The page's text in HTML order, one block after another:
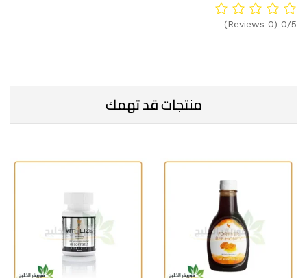
0/5
(0 Reviews)
منتجات قد تهمك